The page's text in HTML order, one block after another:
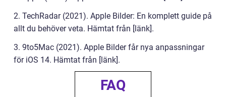
2. TechRadar (2021). Apple Bilder: En komplett guide på
allt du behöver veta. Hämtat från [länk].
3. 9to5Mac (2021). Apple Bilder får nya anpassningar
för iOS 14. Hämtat från [länk].
FAQ